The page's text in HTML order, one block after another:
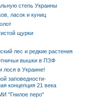
степь Украины
ласок и куниц
щурки
лес и редкие растения
вышки в ПЗФ
лося в Украине!
заповедности-
концепция 21 века
"Гнилое перо"